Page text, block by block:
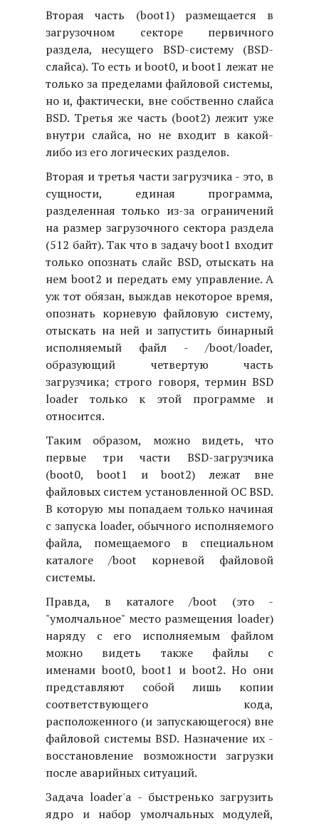
Вторая часть (boot1) размещается в
загрузочном секторе первичного
раздела, несущего BSD-систему (BSD-
слайса). То есть и boot0, и boot1 лежат не
только за пределами файловой системы,
но и, фактически, вне собственно слайса
BSD. Третья же часть (boot2) лежит уже
внутри слайса, но не входит в какой-
либо из его логических разделов.
Вторая и третья части загрузчика - это, в
сущности, единая программа,
разделенная только из-за ограничений
на размер загрузочного сектора раздела
(512 байт). Так что в задачу boot1 входит
только опознать слайс BSD, отыскать на
нем boot2 и передать ему управление. А
уж тот обязан, выждав некоторое время,
опознать корневую файловую систему,
отыскать на ней и запустить бинарный
исполняемый файл - /boot/loader,
образующий четвертую часть
загрузчика; строго говоря, термин BSD
loader только к этой программе и
относится.
Таким образом, можно видеть, что
первые три части BSD-загрузчика
(boot0, boot1 и boot2) лежат вне
файловых систем установленной ОС BSD.
В которую мы попадаем только начиная
с запуска loader, обычного исполняемого
файла, помещаемого в специальном
каталоге /boot корневой файловой
системы.
Правда, в каталоге /boot (это -
"умолчальное" место размещения loader)
наряду с его исполняемым файлом
можно видеть также файлы с
именами boot0, boot1 и boot2. Но они
представляют собой лишь копии
соответствующего кода,
расположенного (и запускающегося) вне
файловой системы BSD. Назначение их -
восстановление возможности загрузки
после аварийных ситуаций.
Задача loader'а - быстренько загрузить
ядро и набор умолчальных модулей,